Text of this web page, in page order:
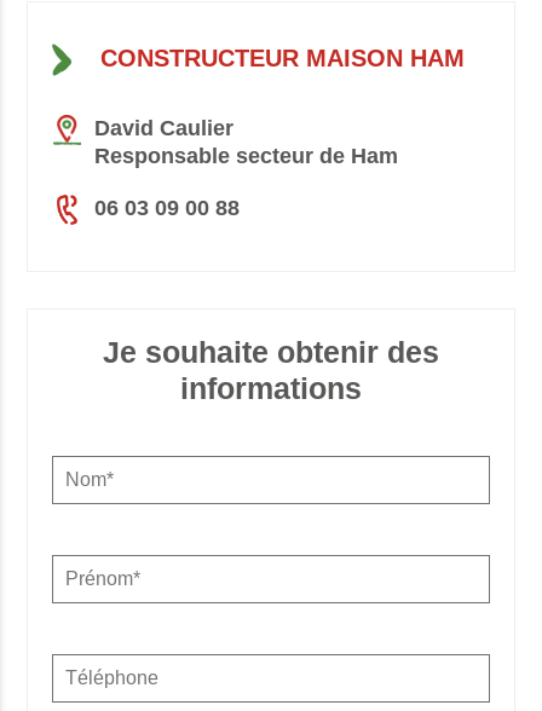
CONSTRUCTEUR MAISON HAM
David Caulier
Responsable secteur de Ham
06 03 09 00 88
Je souhaite obtenir des
informations